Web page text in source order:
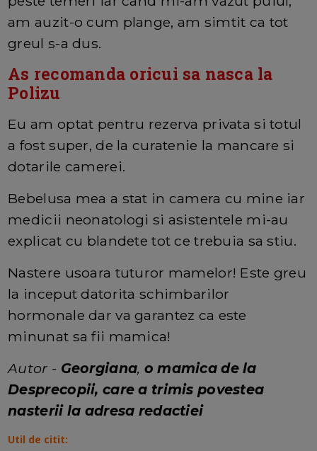
am auzit-o cum plange, am simtit ca tot
greul s-a dus.
As recomanda oricui sa nasca la
Polizu
Eu am optat pentru rezerva privata si totul
a fost super, de la curatenie la mancare si
dotarile camerei.
Bebelusa mea a stat in camera cu mine iar
medicii neonatologi si asistentele mi-au
explicat cu blandete tot ce trebuia sa stiu.
Nastere usoara tuturor mamelor! Este greu
la inceput datorita schimbarilor
hormonale dar va garantez ca este
minunat sa fii mamica!
Autor - Georgiana, o mamica de la
Desprecopii, care a trimis povestea
nasterii la adresa redactiei
Util de citit: